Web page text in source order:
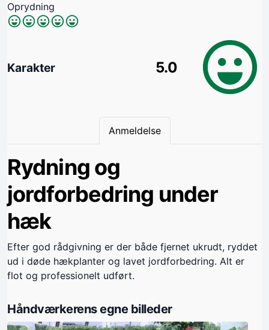
Oprydning
Karakter 5.0
Anmeldelse
Rydning og
jordforbedring under
hæk
Efter god rådgivning er der både fjernet ukrudt, ryddet
ud i døde hækplanter og lavet jordforbedring. Alt er
flot og professionelt udført.
Håndværkerens egne billeder